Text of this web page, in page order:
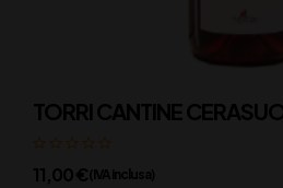
TORRI CANTINE
11,00€(IVA inclusa)